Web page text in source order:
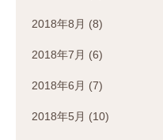
2018年8月 (8)
2018年7月 (6)
2018年6月 (7)
2018年5月 (10)